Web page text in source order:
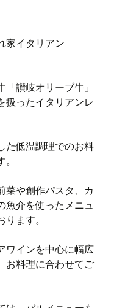
家イタリアン
讃岐オリーブ牛」
扱ったイタリアンレ
た低温調理でのお料
菜や創作パスタ、カ
魚介を使ったメニュ
ます。
ワインを中心に幅広
お料理に合わせてご